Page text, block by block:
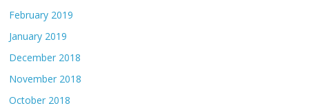
February 2019
January 2019
December 2018
November 2018
October 2018